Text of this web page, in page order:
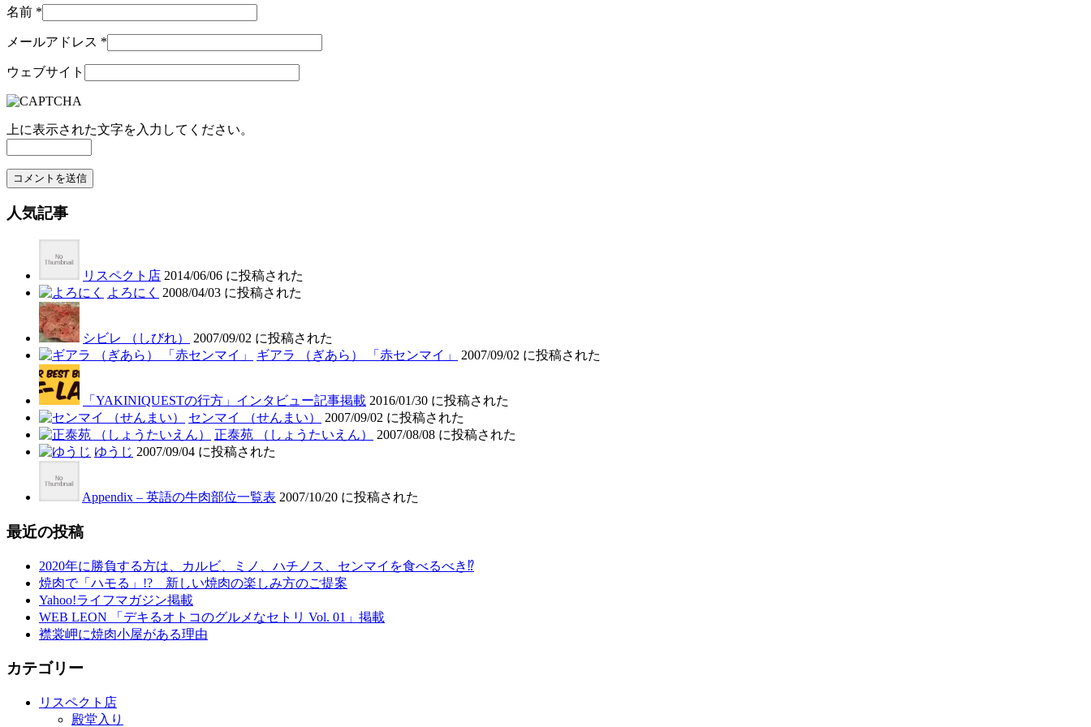
名前 *
メールアドレス *
ウェブサイト
上に表示された文字を入力してください。
人気記事
リスペクト店 2014/06/06 に投稿された
よろにく
2008/04/03 に投稿された
シビレ （しびれ）
2007/09/02 に投稿された
ギアラ （ぎあら） 「赤センマイ」
2007/09/02 に投稿された
「YAKINIQUESTの行方」インタビュー記事掲載 2016/01/30 に投稿された
センマイ （せんまい）
2007/09/02 に投稿された
正泰苑 （しょうたいえん）
2007/08/08 に投稿された
ゆうじ 2007/09/04 に投稿された
Appendix – 英語の牛肉部位一覧表 2007/10/20 に投稿された
最近の投稿
2020年に勝負する方は、カルビ、ミノ、ハチノス、センマイを食べるべき⁉︎
焼肉で「ハモる」!? 新しい焼肉の楽しみ方のご提案
Yahoo!ライフマガジン掲載
WEB LEON 「デキるオトコのグルメなセトリ Vol. 01」掲載
襟裳岬に焼肉小屋がある理由
カテゴリー
リスペクト店
殿堂入り